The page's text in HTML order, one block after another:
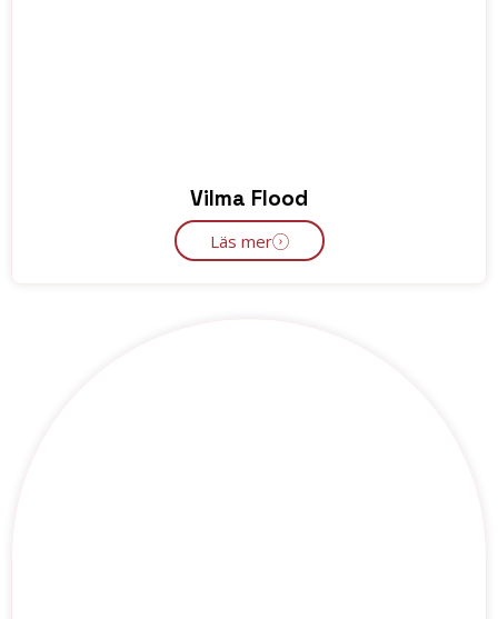
Vilma Flood
Läs mer